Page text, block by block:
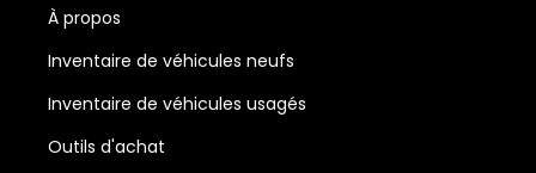
À propos
Inventaire de véhicules neufs
Inventaire de véhicules usagés
Outils d'achat